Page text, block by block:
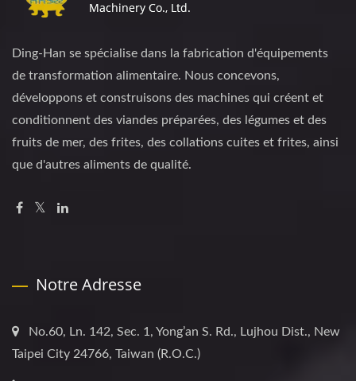
Ding-Han se spécialise dans la fabrication d'équipements
de transformation alimentaire. Nous concevons,
développons et construisons des machines qui créent et
conditionnent des viandes préparées, des légumes et des
fruits de mer, des frites, des collations cuites et frites, ainsi
que d'autres aliments de qualité.
Notre Adresse
No.60, Ln. 142, Sec. 1, Yong’an S. Rd., Lujhou Dist., New
Taipei City 24766, Taiwan (R.O.C.)